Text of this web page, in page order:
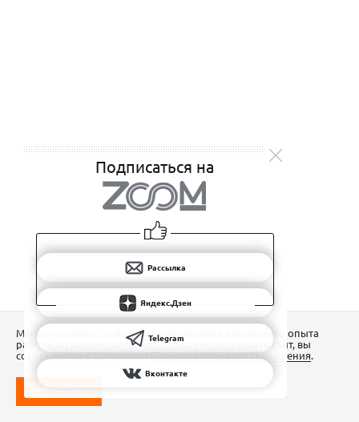
Подписаться на
Рассылка
Яндекс.Дзен
Telegram
Вконтакте
Мы используем Сookies для обеспечения наилучшего опыта
работы на нашем сайте. Продолжая использовать сайт, вы
соглашаетесь с условиямиПользовательского соглашения.
ПОНЯТНО